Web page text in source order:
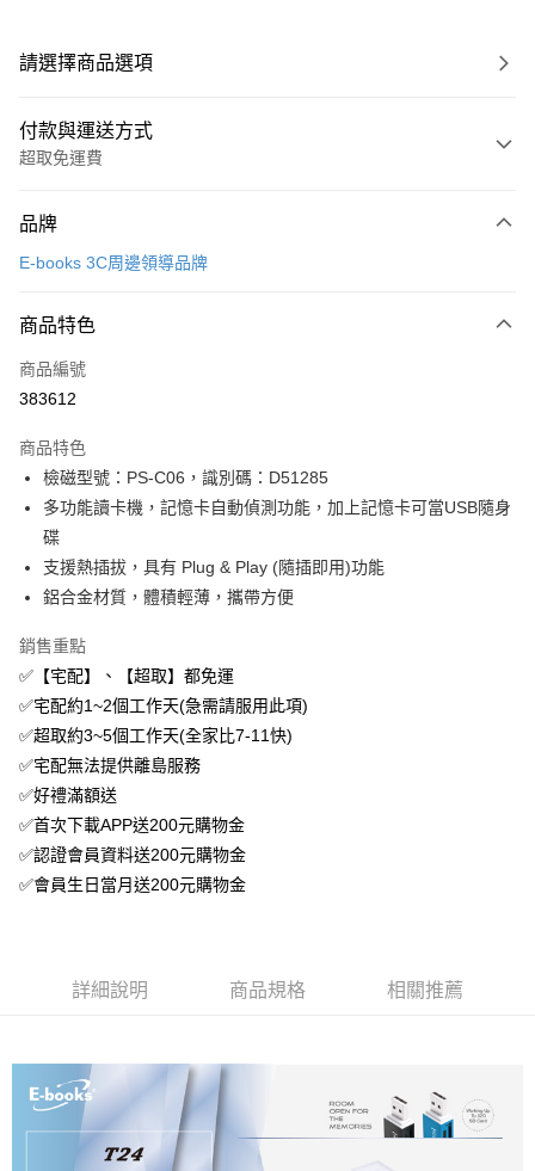
請選擇商品選項
付款與運送方式
超取免運費
信用卡一次付款
Apple Pay
街口支付
ATM付款
運送方式
付款後全家取貨
免運費
免運費
付款後7-11取貨
免運費
宅配
免運費
品牌
E-books 3C周邊領導品牌
商品特色
商品編號
383612
商品特色
檢磁型號：PS-C06，識別碼：D51285
多功能讀卡機，記憶卡自動偵測功能，加上記憶卡可當USB隨身
碟
支援熱插拔，具有 Plug & Play (隨插即用)功能
鋁合金材質，體積輕薄，攜帶方便
銷售重點
✅【宅配】、【超取】都免運
✅宅配約1~2個工作天(急需請服用此項)
✅超取約3~5個工作天(全家比7-11快)
✅宅配無法提供離島服務
✅好禮滿額送
✅首次下載APP送200元購物金
✅認證會員資料送200元購物金
✅會員生日當月送200元購物金
詳細說明 商品規格 相關推薦